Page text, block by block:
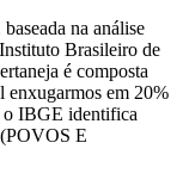
na análise
Brasileiro de
é composta
enxugarmos em 20%
o IBGE identifica
E